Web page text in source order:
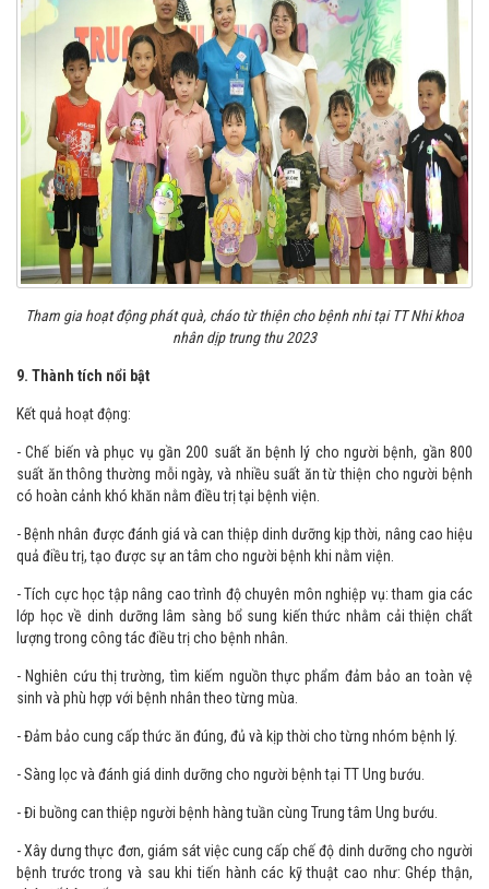
Tham gia hoạt động phát quà, cháo từ thiện cho bệnh nhi tại TT Nhi khoa
9. Thành tích nổi bật
Kết quả hoạt động:
- Chế biến và phục vụ gần 200 suất ăn bệnh lý cho người bệnh, gần 800
suất ăn thông thường mỗi ngày, và nhiều suất ăn từ thiện cho người bệnh
có hoàn cảnh khó khăn nằm điều trị tại bệnh viện.
- Bệnh nhân được đánh giá và can thiệp dinh dưỡng kịp thời, nâng cao hiệu
quả điều trị, tạo được sự an tâm cho người bệnh khi nằm viện.
- Tích cực học tập nâng cao trình độ chuyên môn nghiệp vụ: tham gia các
lớp học về dinh dưỡng lâm sàng bổ sung kiến thức nhằm cải thiện chất
lượng trong công tác điều trị cho bệnh nhân.
- Nghiên cứu thị trường, tìm kiếm nguồn thực phẩm đảm bảo an toàn vệ
sinh và phù hợp với bệnh nhân theo từng mùa.
- Đảm bảo cung cấp thức ăn đúng, đủ và kịp thời cho từng nhóm bệnh lý.
- Sàng lọc và đánh giá dinh dưỡng cho người bệnh tại TT Ung bướu.
- Đi buồng can thiệp người bệnh hàng tuần cùng Trung tâm Ung bướu.